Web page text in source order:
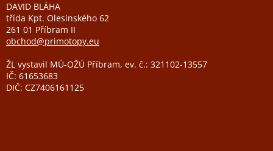
DAVID BLÁHA
třída Kpt. Olesinského 62
261 01 Příbram II
obchod@primotopy.eu
ŽL vystavil MÚ-OŽÚ Příbram, ev. č.: 321102-13557
IČ: 61653683
DIČ: CZ7406161125